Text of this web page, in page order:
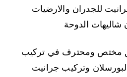
للجدران والارضيات
الدوحة
مختص ومحترف في تركيب
وتركيب جرانيت